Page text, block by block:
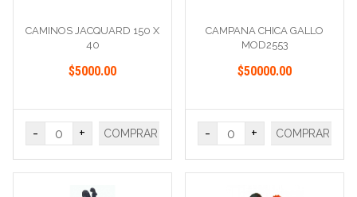
CAMINOS JACQUARD 150 X
40
$5000.00
- + COMPRAR
CAMPANA CHICA GALLO
MOD2553
$50000.00
- + COMPRAR